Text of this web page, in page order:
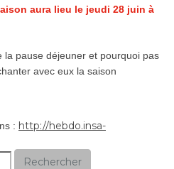
aura lieu le jeudi 28 juin à
la pause déjeuner et pourquoi pas
avec eux la saison
: http://hebdo.insa-
Rechercher